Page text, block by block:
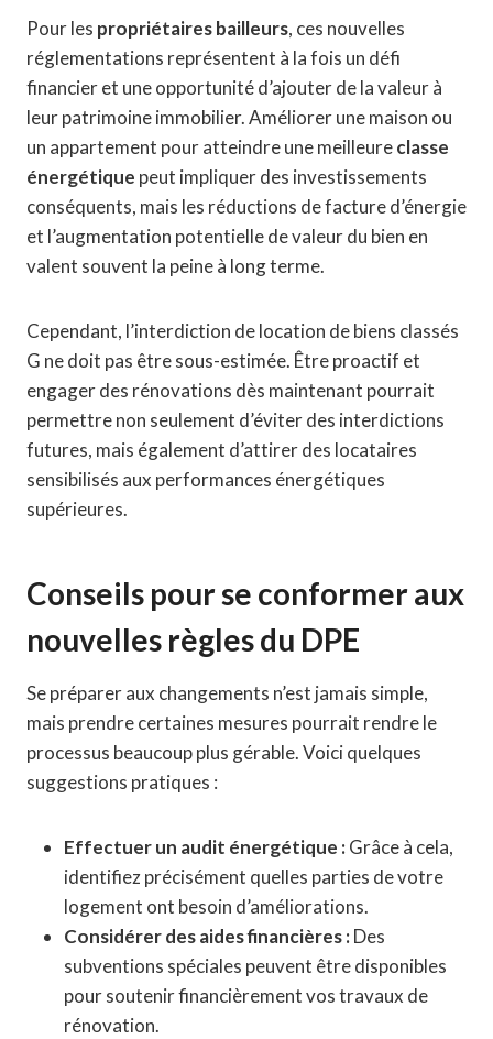
Pour les propriétaires bailleurs, ces nouvelles
réglementations représentent à la fois un défi
financier et une opportunité d’ajouter de la valeur à
leur patrimoine immobilier. Améliorer une maison ou
un appartement pour atteindre une meilleureclasse
énergétique peut impliquer des investissements
conséquents, mais les réductions de facture d’énergie
et l’augmentation potentielle de valeur du bien en
valent souvent la peine à long terme.
Cependant, l’interdiction de location de biens classés
G ne doit pas être sous-estimée. Être proactif et
engager des rénovations dès maintenant pourrait
permettre non seulement d’éviter des interdictions
futures, mais également d’attirer des locataires
sensibilisés aux performances énergétiques
supérieures.
Conseils pour se conformer aux
nouvelles règles du DPE
Se préparer aux changements n’est jamais simple,
mais prendre certaines mesures pourrait rendre le
processus beaucoup plus gérable. Voici quelques
suggestions pratiques :
Effectuer un audit énergétique :Grâce à cela,
identifiez précisément quelles parties de votre
logement ont besoin d’améliorations.
Considérer des aides financières :Des
subventions spéciales peuvent être disponibles
pour soutenir financièrement vos travaux de
rénovation.